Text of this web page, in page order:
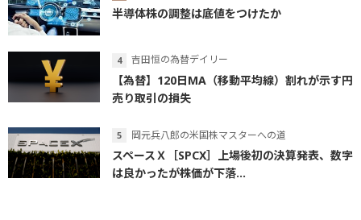
半導体株の調整は底値をつけたか
吉田恒の為替デイリー
【為替】120日MA（移動平均線）割れが示す円
売り取引の損失
岡元兵八郎の米国株マスターへの道
スペースＸ［SPCX］上場後初の決算発表、数字
は良かったが株価が下落...